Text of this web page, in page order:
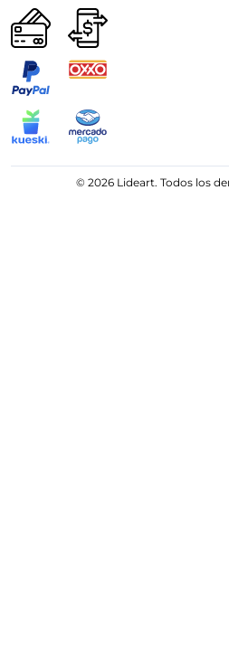
© 2026 Lideart. Todos los